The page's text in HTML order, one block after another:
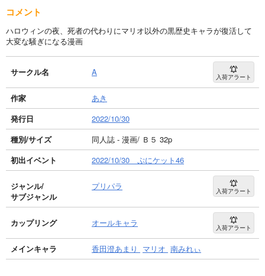
コメント
ハロウィンの夜、死者の代わりにマリオ以外の黒歴史キャラが復活して
大変な騒ぎになる漫画
サークル名 A 入荷アラート
作家
あき
発行日
2022/10/30
種別/サイズ
同人誌 - 漫画/ Ｂ５ 32p
初出イベント
2022/10/30 ぷにケット46
ジャンル/
サブジャンル
プリパラ 入荷アラート
カップリング オールキャラ 入荷アラート
メインキャラ 香田澄あまり マリオ 南みれぃ